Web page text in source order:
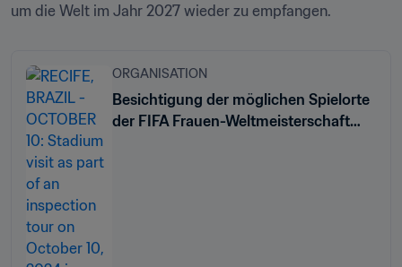
um die Welt im Jahr 2027 wieder zu empfangen.
ORGANISATION
Besichtigung der möglichen Spielorte
der FIFA Frauen-Weltmeisterschaft